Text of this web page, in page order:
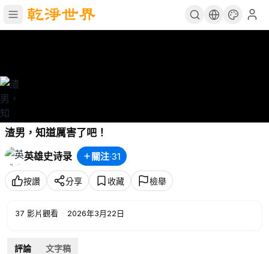
渣男，知道厲害了吧！
英雄史诗录
關注·31
按讚 分享 收藏 檢舉
37 影片觀看 · 2026年3月22日
評論 文字稿